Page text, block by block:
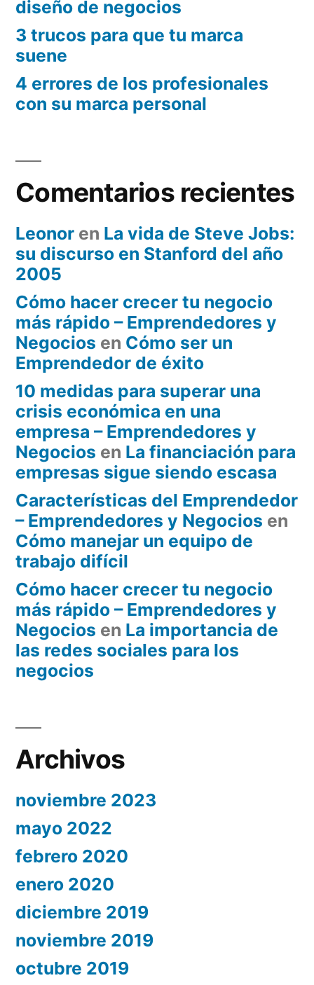
diseño de negocios
3 trucos para que tu marca
suene
4 errores de los profesionales
con su marca personal
Comentarios recientes
Leonor en La vida de Steve Jobs:
su discurso en Stanford del año
2005
Cómo hacer crecer tu negocio
más rápido – Emprendedores y
Negocios en Cómo ser un
Emprendedor de éxito
10 medidas para superar una
crisis económica en una
empresa – Emprendedores y
Negocios en La financiación para
empresas sigue siendo escasa
Características del Emprendedor
– Emprendedores y Negocios en
Cómo manejar un equipo de
trabajo difícil
Cómo hacer crecer tu negocio
más rápido – Emprendedores y
Negocios en La importancia de
las redes sociales para los
negocios
Archivos
noviembre 2023
mayo 2022
febrero 2020
enero 2020
diciembre 2019
noviembre 2019
octubre 2019